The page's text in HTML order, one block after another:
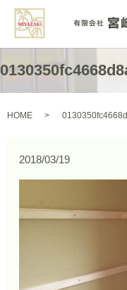
HOME
2018/03/19